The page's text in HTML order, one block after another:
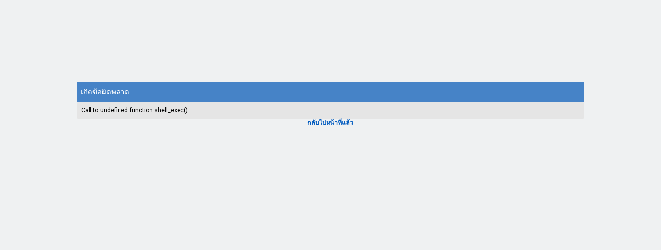
เกิดข้อผิดพลาด!
Call to undefined function shell_exec()
กลับไปหน้าที่แล้ว